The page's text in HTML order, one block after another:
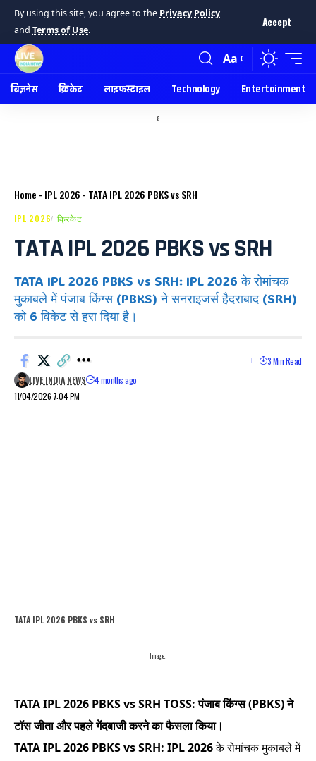
By using this site, you agree to the Privacy Policy
and Terms of Use.
Accept
Aa
बिज़नेस क्रिकेट लाइफस्टाइल Technology Entertainment
a
Home - IPL 2026 - TATA IPL 2026 PBKS vs SRH
IPL 2026 क्रिकेट
TATA IPL 2026 PBKS vs SRH
TATA IPL 2026 PBKS vs SRH: IPL 2026 के रोमांचक
मुकाबले में पंजाब किंग्स (PBKS) ने सनराइजर्स हैदराबाद (SRH)
को 6 विकेट से हरा दिया है।
11/04/2026 7:04 PM
LIVE INDIA NEWS 4 months ago
3 Min Read
TATA IPL 2026 PBKS vs SRH
Image..
TATA IPL 2026 PBKS vs SRH TOSS: पंजाब किंग्स (PBKS) ने
टॉस जीता और पहले गेंदबाजी करने का फैसला किया।
TATA IPL 2026 PBKS vs SRH: IPL 2026के रोमांचक मुकाबले में